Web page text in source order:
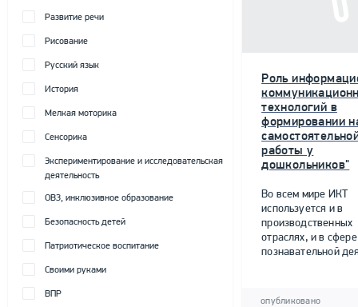
Развитие речи
Рисование
Русский язык
История
Мелкая моторика
Сенсорика
Экспериментирование и исследовательская
деятельность
ОВЗ, инклюзивное образование
Безопасность детей
Патриотическое воспитание
Своими руками
ВПР
Роль
технологий в
формировании
работы у
дошкольников"
Во всем мире ИКТ
используется и в
производственных
отраслях, и в сфере
познавательной
опубликовано